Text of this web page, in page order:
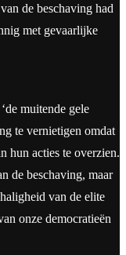
de beschaving had
met gevaarlijke
muitende gele
te vernietigen omdat
hun acties te overzien.
de beschaving, maar
van de elite
onze democratieën